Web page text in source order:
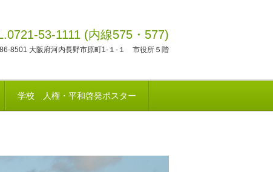
53-1111 (内線575・577)
8501 大阪府河内長野市原町1-１-１ 市役所５階
学校 人権・平和啓発ポスター